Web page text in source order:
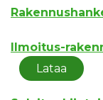
Ilmoitus-
Lataa